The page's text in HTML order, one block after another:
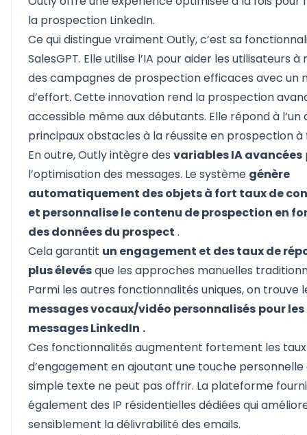
la prospection LinkedIn.
Ce qui distingue vraiment Outly, c’est sa
SalesGPT. Elle utilise l’IA pour aider les utilisateurs à
des campagnes de prospection efficaces avec un
d’effort. Cette innovation rend la prospection
accessible même aux débutants. Elle répond à l’un
principaux obstacles à la réussite en prospection à
En outre, Outly intègre des variables IA avancées
l’optimisation des messages. Le système génère
automatiquement des objets à fort taux de
et personnalise le contenu de prospection en
des données du prospect .
Cela garantit un engagement et des taux de
plus élevésque les approches manuelles
Parmi les autres fonctionnalités uniques, on trouve
messages vocaux/vidéo personnalisés pour les
messages LinkedIn .
Ces fonctionnalités augmentent fortement les taux
d’engagement en ajoutant une touche personnelle
simple texte ne peut pas offrir. La plateforme
également des IP résidentielles dédiées qui
sensiblement la délivrabilité des emails.